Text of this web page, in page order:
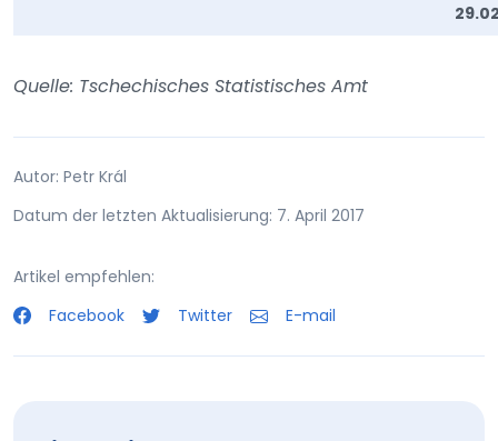
Quelle: Tschechisches Statistisches Amt
Autor: Petr Král
Datum der letzten Aktualisierung: 7. April 2017
Artikel empfehlen:
Facebook
Twitter E-mail